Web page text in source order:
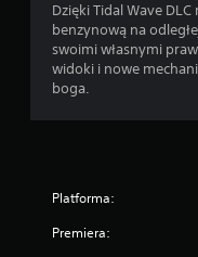
Dzięki Tidal Wave
benzynową na
swoimi własnymi
widoki i nowe
boga.
Platforma:
Premiera: